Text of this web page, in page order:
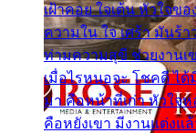
เฝ้าคอย ใจเต้น หัวใจข
ความใน ใจ เศร้า มันร้
ท่ามความสุขี ช่วยงานเ
เมื่อไรหนอจะ โชคดี ไ
มา คือหน้าที่เก่า หัวใจ
คือหยังเขา มีงานแต่งแ